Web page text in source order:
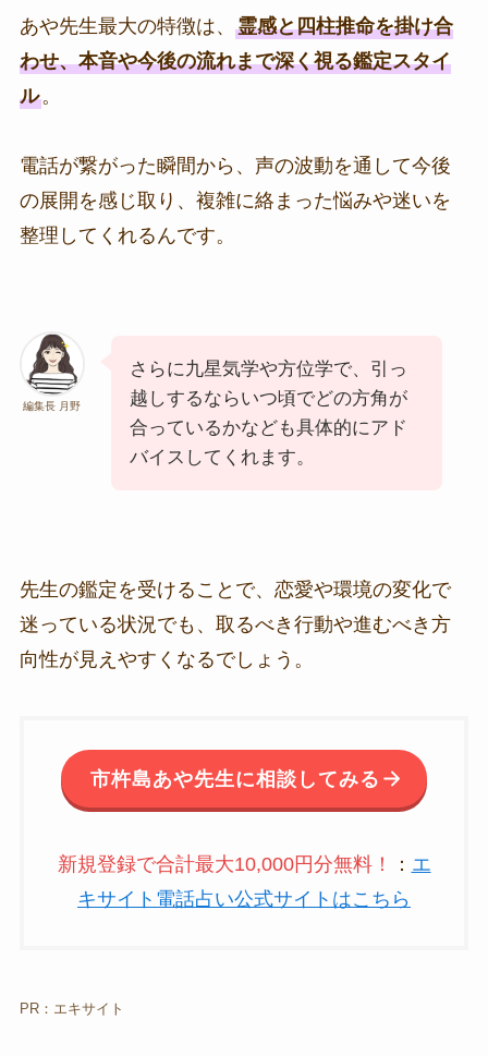
あや先生最大の特徴は、 霊感と四柱推命を掛け合
わせ、本音や今後の流れまで深く視る鑑定スタイ
ル。
電話が繋がった瞬間から、声の波動を通して今後
の展開を感じ取り、複雑に絡まった悩みや迷いを
整理してくれるんです。
編集長 月野
さらに九星気学や方位学で、引っ
越しするならいつ頃でどの方角が
合っているかなども具体的にアド
バイスしてくれます。
先生の鑑定を受けることで、恋愛や環境の変化で
迷っている状況でも、取るべき行動や進むべき方
向性が見えやすくなるでしょう。
市杵島あや先生に相談してみる
新規登録で合計最大10,000円分無料！ ： エ
キサイト電話占い公式サイトはこちら
PR：エキサイト